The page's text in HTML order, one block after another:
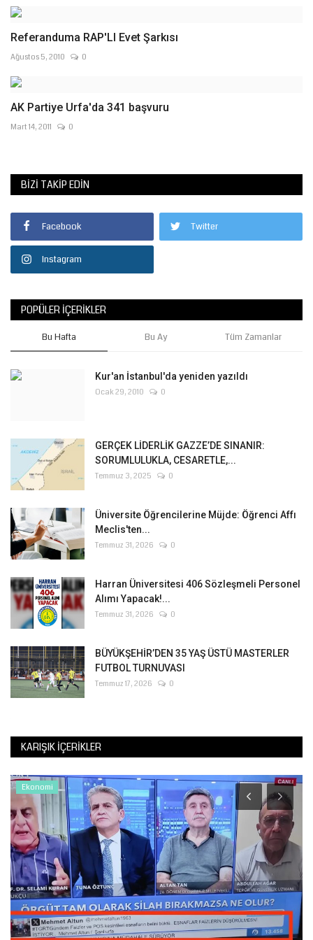
Referanduma RAP'LI Evet Şarkısı
Ağustos 5, 2010 0
AK Partiye Urfa'da 341 başvuru
Mart 14, 2011 0
BIZI TAKIP EDIN
Facebook Twitter
Instagram
POPÜLER İÇERIKLER
Bu Hafta Bu Ay Tüm Zamanlar
Kur'an İstanbul'da yeniden yazıldı
Ocak 29, 2010 0
GERÇEK LİDERLİK GAZZE’DE SINANIR:
SORUMLULUKLA, CESARETLE,...
Temmuz 3, 2025 0
Üniversite Öğrencilerine Müjde: Öğrenci Affı
Meclis'ten...
Temmuz 31, 2026 0
Harran Üniversitesi 406 Sözleşmeli Personel
Alımı Yapacak!...
Temmuz 31, 2026 0
BÜYÜKŞEHİR’DEN 35 YAŞ ÜSTÜ MASTERLER
FUTBOL TURNUVASI
Temmuz 17, 2026 0
KARIŞIK İÇERIKLER
Ekonomi